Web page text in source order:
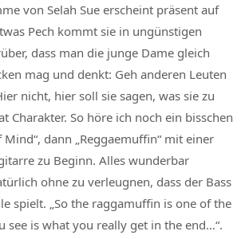
von Selah Sue erscheint präsent auf
Pech kommt sie in ungünstigen
dass man die junge Dame gleich
mag und denkt: Geh anderen Leuten
nicht, hier soll sie sagen, was sie zu
Charakter. So höre ich noch ein bisschen
Mind“, dann „Reggaemuffin“ mit einer
zu Beginn. Alles wunderbar
ohne zu verleugnen, dass der Bass
spielt. „So the raggamuffin is one of the
see is what you really get in the end…“.